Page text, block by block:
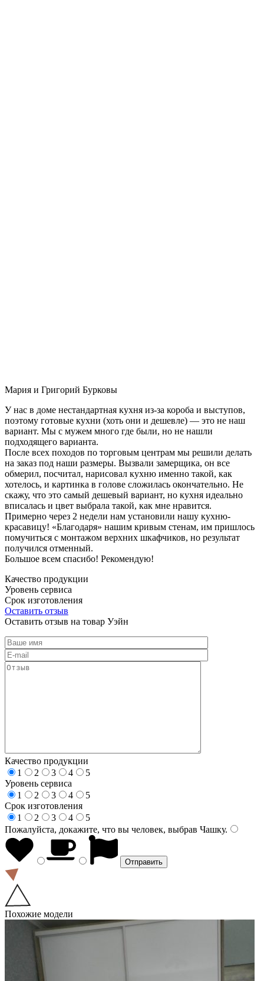
Мария и Григорий Бурковы
У нас в доме нестандартная кухня из-за короба и выступов,
поэтому готовые кухни (хоть они и дешевле) — это не наш
вариант. Мы с мужем много где были, но не нашли
подходящего варианта.
После всех походов по торговым центрам мы решили делать
на заказ под наши размеры. Вызвали замерщика, он все
обмерил, посчитал, нарисовал кухню именно такой, как
хотелось, и картинка в голове сложилась окончательно. Не
скажу, что это самый дешевый вариант, но кухня идеально
вписалась и цвет выбрала такой, как мне нравится.
Примерно через 2 недели нам установили нашу кухню-
красавицу! «Благодаря» нашим кривым стенам, им пришлось
помучиться с монтажом верхних шкафчиков, но результат
получился отменный.
Большое всем спасибо! Рекомендую!
Качество продукции
Уровень сервиса
Срок изготовления
Оставить отзыв
Оставить отзыв на товар Уэйн
Качество продукции
1
2 3 4
5
Уровень сервиса
1
2 3 4
5
Срок изготовления
1
2 3 4
5
Пожалуйста, докажите, что вы человек, выбрав Чашку.
Похожие модели